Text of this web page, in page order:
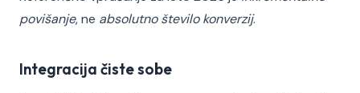
povišanje, ne absolutno število konverzij.
Integracija čiste sobe